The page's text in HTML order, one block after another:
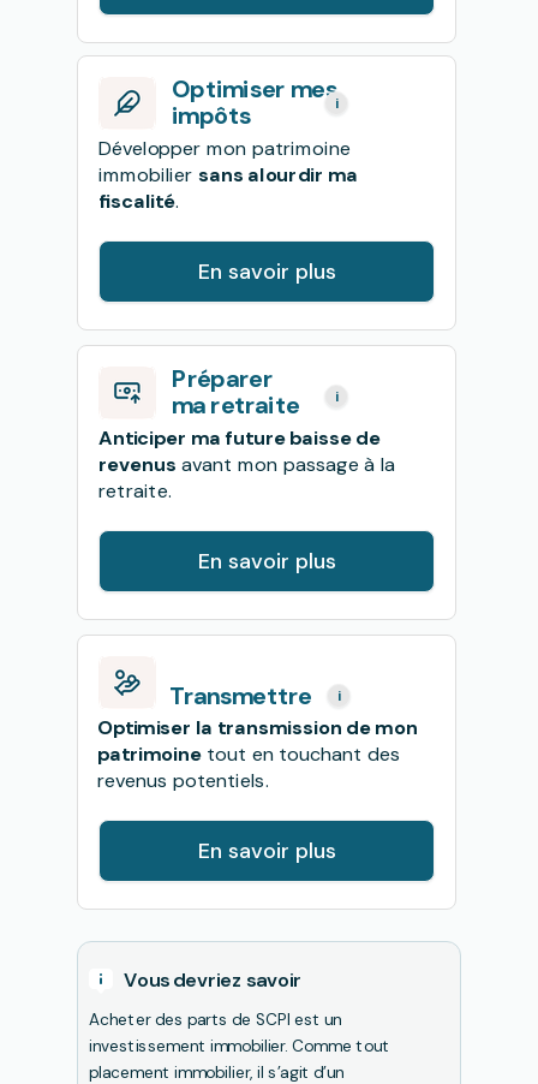
Vous devriez savoir
Acheter des parts de SCPI est un
investissement immobilier. Comme tout
placement immobilier, il s’agit d’un
Optimiser mes
impôts
Développer mon patrimoine
immobilier sans alourdir ma
fiscalité.
En savoir plus
i
Préparer
ma retraite
Anticiper ma future baisse de
revenus avant mon passage à la
retraite.
En savoir plus
i
Transmettre
Optimiser la transmission de mon
patrimoinetout en touchant des
revenus potentiels.
En savoir plus
i